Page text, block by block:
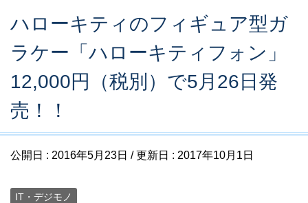
ハローキティのフィギュア型ガ
ラケー「ハローキティフォン」
12,000円（税別）で5月26日発
売！！
公開日 : 2016年5月23日 / 更新日 : 2017年10月1日
IT・デジモノ